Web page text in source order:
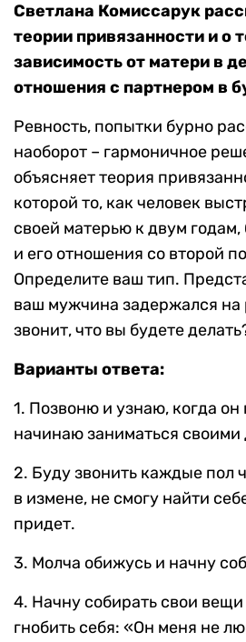
Светлана Комиссарук
теории привязанности и о
зависимость от матери в
отношения с партнером в
Ревность, попытки бурно
наоборот – гармоничное
объясняет теория
которой то, как человек
своей матерью к двум годам,
и его отношения со второй
Определите ваш тип.
ваш мужчина задержался на
звонит, что вы будете
Варианты ответа:
1. Позвоню и узнаю, когда он
начинаю заниматься своими
2. Буду звонить каждые пол
в измене, не смогу найти
придет.
3. Молча обижусь и начну
4. Начну собирать свои
гнобить себя: «Он меня не